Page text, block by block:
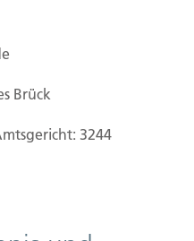
Brück
3244